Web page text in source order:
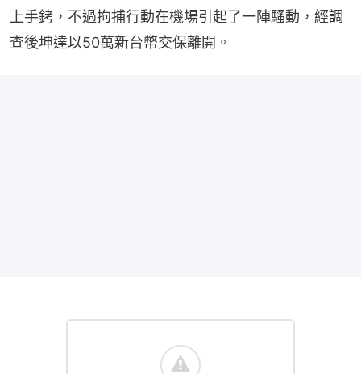
上手銬，不過拘捕行動在機場引起了一陣騷動，經調
查後坤達以50萬新台幣交保離開。